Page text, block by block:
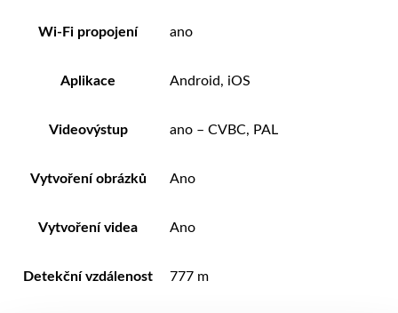
Wi-Fi propojení ano
Aplikace Android, iOS
Videovýstup ano – CVBC, PAL
Vytvoření obrázků Ano
Vytvoření videa Ano
Detekční vzdálenost 777 m